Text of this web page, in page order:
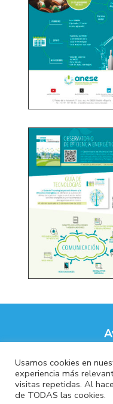
Usamos cookies en
experiencia más
visitas repetidas. Al
de TODAS las cookies.